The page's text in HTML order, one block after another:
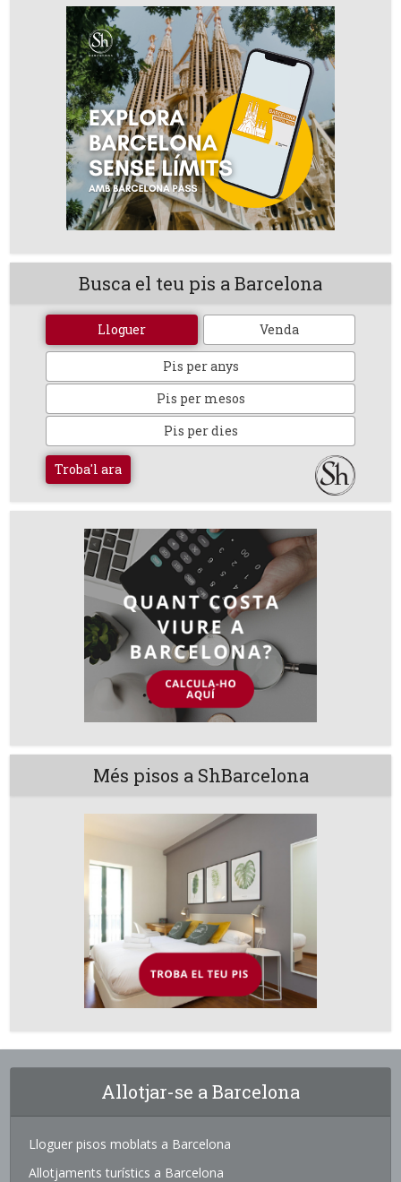
Busca el teu pis a Barcelona
Lloguer Venda
Pis per anys
Pis per mesos
Pis per dies
Troba'l ara
Més pisos a ShBarcelona
Allotjar-se a Barcelona
Lloguer pisos moblats a Barcelona
Allotjaments turístics a Barcelona